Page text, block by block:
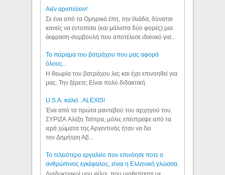
Aιέν αριστεύειν!
Σε ένα από τα Ομηρικά έπη, την Ιλιάδα, δύναται
κανείς να εντοπίσει (και μάλιστα δύο φορές) μια
έκφραση-συμβουλή που αποτέλεσε ιδανικό για...
Το πείραμα του βατράχου που μας αφορά
όλους...
Η θεωρία του βατράχου λες και έχει επινοηθεί για
μας. Την ξέρετε; Είναι πολύ διδακτική.
U.S.A. καλεί...ALEXIS!
Ένα από τα πρώτα ραντεβού του αρχηγού του
ΣΥΡΙΖΑ Αλέξη Τσίπρα, μόλις επέστρεψε από τα
ιερά χώματα της Αργεντινής ήταν να δει
τον Δημήτρη Αβ...
Το τελειότερο εργαλείο που επινόησε ποτε ο
ανθρώπινος εγκέφαλος, είναι η Ελληνική γλώσσα.